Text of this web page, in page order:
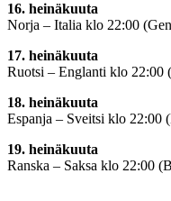
16. heinäkuuta
Norja – Italia klo 22:00
17. heinäkuuta
Ruotsi – Englanti klo 22:00
18. heinäkuuta
Espanja – Sveitsi klo 22:00
19. heinäkuuta
Ranska – Saksa klo 22:00